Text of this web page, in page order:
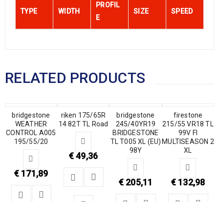
TYPE WIDTH
PROFIL
E
SIZE SPEED
RELATED PRODUCTS
bridgestone
WEATHER
CONTROL A005
195/55/20
€171,89
riken 175/65R
14 82T TL Road
€49,36
bridgestone
245/40YR19
BRIDGESTONE
TL T005 XL (EU)
98Y
€205,11
firestone
215/55 VR18 TL
99V FI
MULTISEASON 2
XL
€132,98